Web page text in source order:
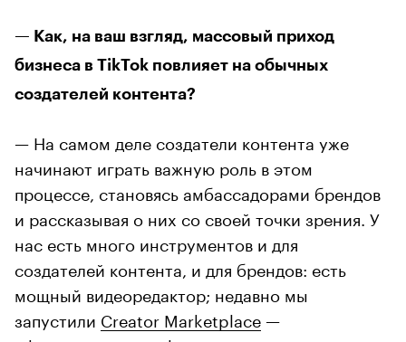
— Как, на ваш взгляд, массовый приход
бизнеса в TikTok повлияет на обычных
создателей контента?
— На самом деле создатели контента уже
начинают играть важную роль в этом
процессе, становясь амбассадорами брендов
и рассказывая о них со своей точки зрения. У
нас есть много инструментов и для
создателей контента, и для брендов: есть
мощный видеоредактор; недавно мы
запустили Creator Marketplace —